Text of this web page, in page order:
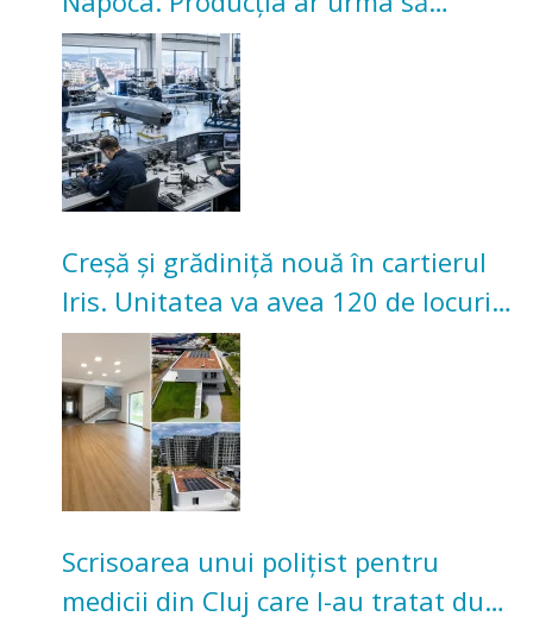
înceapă în toamna acestui an
Creșă și grădiniță nouă în cartierul
Iris. Unitatea va avea 120 de locuri
pentru copii
Scrisoarea unui polițist pentru
medicii din Cluj care l-au tratat după